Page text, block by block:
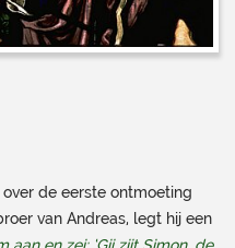
de eerste ontmoeting
van Andreas, legt hij een